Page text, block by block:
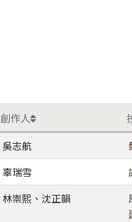
創作人
吳志航
辜瑞雪
林崇熙、沈正韻